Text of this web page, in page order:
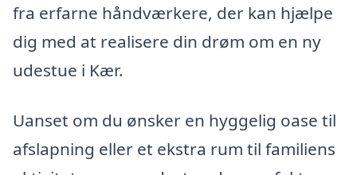
fra erfarne håndværkere, der kan hjælpe
dig med at realisere din drøm om en ny
udestue i Kær.
Uanset om du ønsker en hyggelig oase til
afslapning eller et ekstra rum til familiens